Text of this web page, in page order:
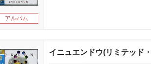
アルバム
イニュエンドウ(リミテッド